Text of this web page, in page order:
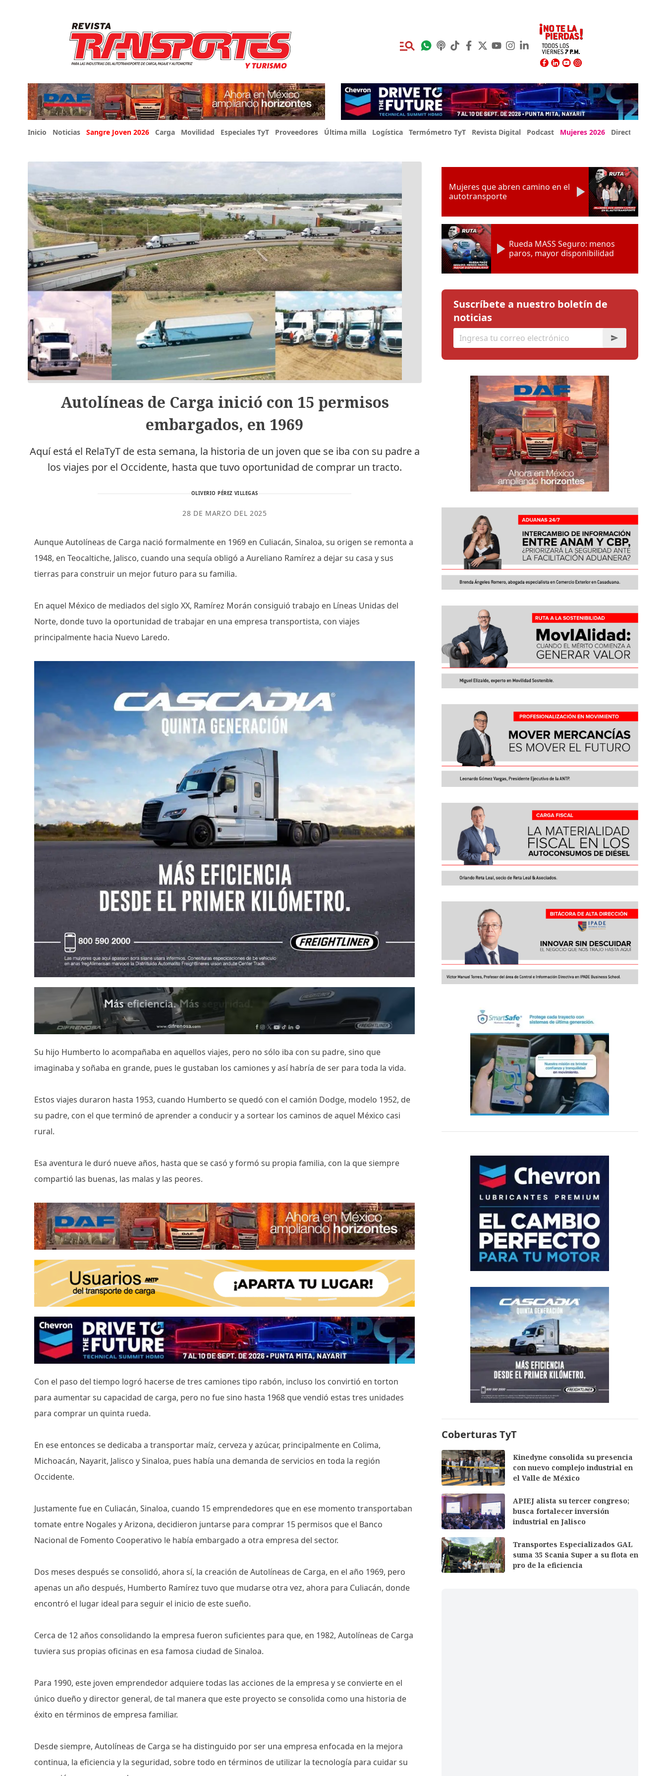
Inicio Noticias Sangre Joven 2026 Carga Movilidad Especiales TyT Proveedores Última milla Logística Termómetro TyT Revista Digital Podcast Mujeres 2026 Directorio Expo
Autolíneas de Carga inició con 15 permisos
embargados, en 1969
Aquí está el RelaTyT de esta semana, la historia de un joven que se iba con su padre a
los viajes por el Occidente, hasta que tuvo oportunidad de comprar un tracto.
OLIVERIO PÉREZ VILLEGAS
28 DE MARZO DEL 2025
Aunque Autolíneas de Carga nació formalmente en 1969 en Culiacán, Sinaloa, su origen se remonta a
1948, en Teocaltiche, Jalisco, cuando una sequía obligó a Aureliano Ramírez a dejar su casa y sus
tierras para construir un mejor futuro para su familia.
En aquel México de mediados del siglo XX, Ramírez Morán consiguió trabajo en Líneas Unidas del
Norte, donde tuvo la oportunidad de trabajar en una empresa transportista, con viajes
principalmente hacia Nuevo Laredo.
Su hijo Humberto lo acompañaba en aquellos viajes, pero no sólo iba con su padre, sino que
imaginaba y soñaba en grande, pues le gustaban los camiones y así habría de ser para toda la vida.
Estos viajes duraron hasta 1953, cuando Humberto se quedó con el camión Dodge, modelo 1952, de
su padre, con el que terminó de aprender a conducir y a sortear los caminos de aquel México casi
rural.
Esa aventura le duró nueve años, hasta que se casó y formó su propia familia, con la que siempre
compartió las buenas, las malas y las peores.
Con el paso del tiempo logró hacerse de tres camiones tipo rabón, incluso los convirtió en torton
para aumentar su capacidad de carga, pero no fue sino hasta 1968 que vendió estas tres unidades
para comprar un quinta rueda.
En ese entonces se dedicaba a transportar maíz, cerveza y azúcar, principalmente en Colima,
Michoacán, Nayarit, Jalisco y Sinaloa, pues había una demanda de servicios en toda la región
Occidente.
Justamente fue en Culiacán, Sinaloa, cuando 15 emprendedores que en ese momento transportaban
tomate entre Nogales y Arizona, decidieron juntarse para comprar 15 permisos que el Banco
Nacional de Fomento Cooperativo le había embargado a otra empresa del sector.
Dos meses después se consolidó, ahora sí, la creación de Autolíneas de Carga, en el año 1969, pero
apenas un año después, Humberto Ramírez tuvo que mudarse otra vez, ahora para Culiacán, donde
encontró el lugar ideal para seguir el inicio de este sueño.
Cerca de 12 años consolidando la empresa fueron suficientes para que, en 1982, Autolíneas de Carga
tuviera sus propias oficinas en esa famosa ciudad de Sinaloa.
Para 1990, este joven emprendedor adquiere todas las acciones de la empresa y se convierte en el
único dueño y director general, de tal manera que este proyecto se consolida como una historia de
éxito en términos de empresa familiar.
Desde siempre, Autolíneas de Carga se ha distinguido por ser una empresa enfocada en la mejora
continua, la eficiencia y la seguridad, sobre todo en términos de utilizar la tecnología para cuidar su
Mujeres que abren camino en el
autotransporte
Rueda MASS Seguro: menos
paros, mayor disponibilidad
Suscríbete a nuestro boletín de
noticias
Coberturas TyT
Kinedyne consolida su presencia
con nuevo complejo industrial en
el Valle de México
APIEJ alista su tercer congreso;
busca fortalecer inversión
industrial en Jalisco
Transportes Especializados GAL
suma 35 Scania Super a su flota en
pro de la eficiencia